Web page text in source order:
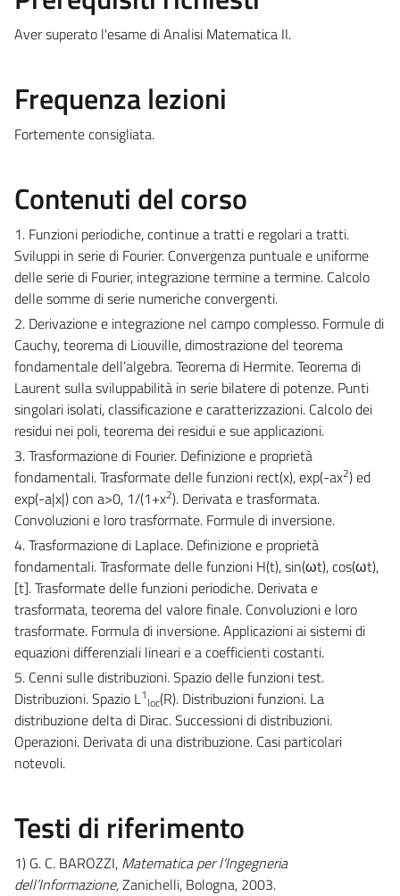
Aver superato l'esame di Analisi Matematica II.
Frequenza lezioni
Fortemente consigliata.
Contenuti del corso
1. Funzioni periodiche, continue a tratti e regolari a tratti.
Sviluppi in serie di Fourier. Convergenza puntuale e uniforme
delle serie di Fourier, integrazione termine a termine. Calcolo
delle somme di serie numeriche convergenti.
2. Derivazione e integrazione nel campo complesso. Formule di
Cauchy, teorema di Liouville, dimostrazione del teorema
fondamentale dell’algebra. Teorema di Hermite. Teorema di
Laurent sulla sviluppabilità in serie bilatere di potenze. Punti
singolari isolati, classificazione e caratterizzazioni. Calcolo dei
residui nei poli, teorema dei residui e sue applicazioni.
3. Trasformazione di Fourier. Definizione e proprietà
fondamentali. Trasformate delle funzioni rect(x), exp(-ax2) ed
exp(-a|x|) con a>0, 1/(1+x2). Derivata e trasformata.
Convoluzioni e loro trasformate. Formule di inversione.
4. Trasformazione di Laplace. Definizione e proprietà
fondamentali. Trasformate delle funzioni H(t), sin(ωt), cos(ωt),
[t]. Trasformate delle funzioni periodiche. Derivata e
trasformata, teorema del valore finale. Convoluzioni e loro
trasformate. Formula di inversione. Applicazioni ai sistemi di
equazioni differenziali lineari e a coefficienti costanti.
5. Cenni sulle distribuzioni. Spazio delle funzioni test.
Distribuzioni. Spazio L1loc(R). Distribuzioni funzioni. La
distribuzione delta di Dirac. Successioni di distribuzioni.
Operazioni. Derivata di una distribuzione. Casi particolari
notevoli.
Testi di riferimento
1) G. C. BAROZZI, Matematica per l’Ingegneria
dell’Informazione,Zanichelli, Bologna, 2003.